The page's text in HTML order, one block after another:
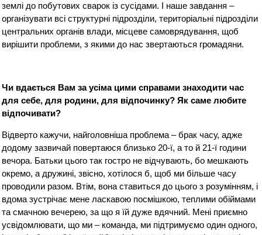
землі до побутових сварок із сусідами. І наше завдання –
організувати всі структурні підрозділи, територіальні підрозділи
центральних органів влади, місцеве самоврядування, щоб
вирішити проблеми, з якими до нас звертаються громадяни.
Чи вдається Вам за усіма цими справами знаходити час
для себе, для родини, для відпочинку? Як саме любите
відпочивати?
Відверто кажучи, найголовніша проблема – брак часу, адже
додому зазвичай повертаюся близько 20-ї, а то й 21-ї години
вечора. Батьки цього так гостро не відчувають, бо мешкають
окремо, а дружині, звісно, хотілося б, щоб ми більше часу
проводили разом. Втім, вона ставиться до цього з розумінням, і
вдома зустрічає мене ласкавою посмішкою, теплими обіймами
та смачною вечерею, за що я їй дуже вдячний. Мені приємно
усвідомлювати, що ми – команда, ми підтримуємо один одного,